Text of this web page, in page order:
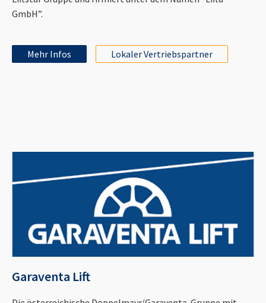
GmbH”.
Mehr Infos Lokaler Vertriebspartner
Garaventa Lift